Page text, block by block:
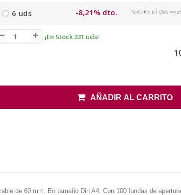
6 uds -8,21% dto. 9,62€/ud (IVA no
¡En Stock 231 uds!
AÑADIR AL CARRITO
de 60 mm. En tamaño Din A4. Con 100 fundas de